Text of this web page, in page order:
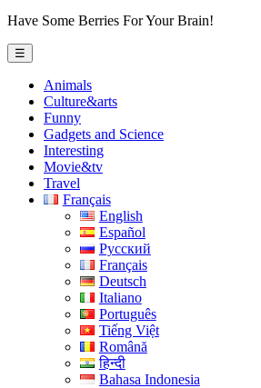
Have Some Berries For Your Brain!
☰
Animals
Culture&arts
Funny
Gadgets and Science
Interesting
Movie&tv
Travel
Français
English
Español
Русский
Français
Deutsch
Italiano
Português
Tiếng Việt
Română
हिन्दी
Bahasa Indonesia